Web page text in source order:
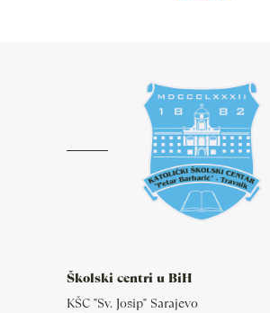
Školski centri u BiH
KŠC "Sv. Josip" Sarajevo